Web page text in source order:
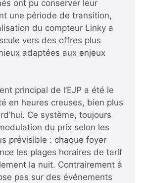
ont pu conserver leur
une période de transition,
du compteur Linky a
vers des offres plus
adaptées aux enjeux
principal de l’EJP a été le
en heures creuses, bien plus
Ce système, toujours
du prix selon les
prévisible : chaque foyer
les plages horaires de tarif
la nuit. Contrairement à
pas sur des événements